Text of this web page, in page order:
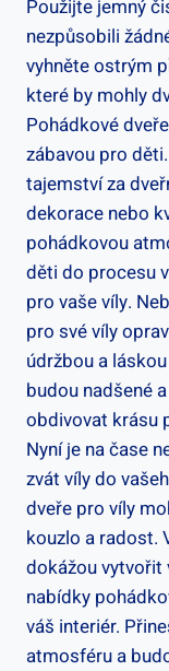
Použijte jemný
nezpůsobili
vyhněte ostrým
které by mohly
Pohádkové
zábavou pro
tajemství za
dekorace nebo
pohádkovou
děti do procesu
pro vaše víly.
pro své víly
údržbou a
budou nadšené
obdivovat krásu
Nyní je na čase
zvát víly do
dveře pro víly
kouzlo a radost.
dokážou vytvořit
nabídky
váš interiér.
atmosféru a